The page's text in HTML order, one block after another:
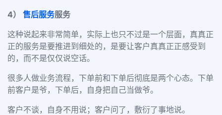
4） 售后服务服务
这种说起来非常简单，实际上也只不过是一个层面，真真正
正的服务是要推进到细处的，是要让客户真真正正感受到
的，而不是仅仅说空话。
很多人做业务流程，下单前和下单后彻底是两个心态。下单
前客户是爷，下单后，自身把自己当做爷。
客户不谈，自身不用说；客户问了，敷衍了事地说。